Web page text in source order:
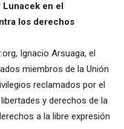
Lunacek en el
los derechos
Ignacio Arsuaga, el
miembros de la Unión
reclamados por el
y derechos de la
a la libre expresión